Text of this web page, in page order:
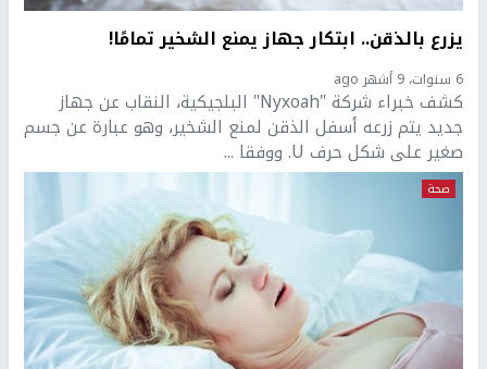
يزرع بالذقن.. ابتكار جهاز يمنع الشخير تمامًا!
6 سنوات، 9 أشهر ago
كشف خبراء شركة "Nyxoah" البلجيكية، النقاب عن جهاز
جديد يتم زرعه أسفل الذقن لمنع الشخير، وهو عبارة عن جسم
صغير على شكل حرف U. ووفقا ...
صحة